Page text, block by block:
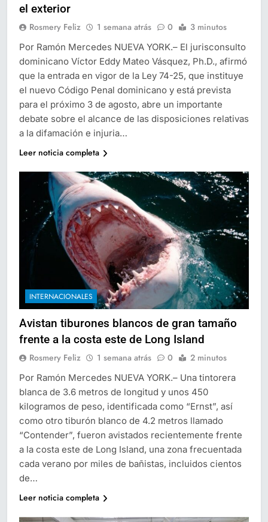
el exterior
Rosmery Feliz 1 semana atrás 0 3 minutos
Por Ramón Mercedes NUEVA YORK.– El jurisconsulto
dominicano Víctor Eddy Mateo Vásquez, Ph.D., afirmó
que la entrada en vigor de la Ley 74-25, que instituye
el nuevo Código Penal dominicano y está prevista
para el próximo 3 de agosto, abre un importante
debate sobre el alcance de las disposiciones relativas
a la difamación e injuria…
Leer noticia completa
INTERNACIONALES
Avistan tiburones blancos de gran tamaño
frente a la costa este de Long Island
Rosmery Feliz 1 semana atrás 0 2 minutos
Por Ramón Mercedes NUEVA YORK.– Una tintorera
blanca de 3.6 metros de longitud y unos 450
kilogramos de peso, identificada como “Ernst”, así
como otro tiburón blanco de 4.2 metros llamado
“Contender”, fueron avistados recientemente frente
a la costa este de Long Island, una zona frecuentada
cada verano por miles de bañistas, incluidos cientos
de…
Leer noticia completa